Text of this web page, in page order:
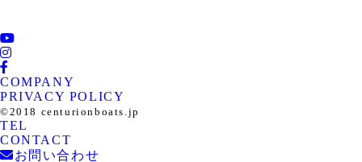
COMPANY
PRIVACY POLICY
©︎2018 centurionboats.jp
TEL
CONTACT
お問い合わせ